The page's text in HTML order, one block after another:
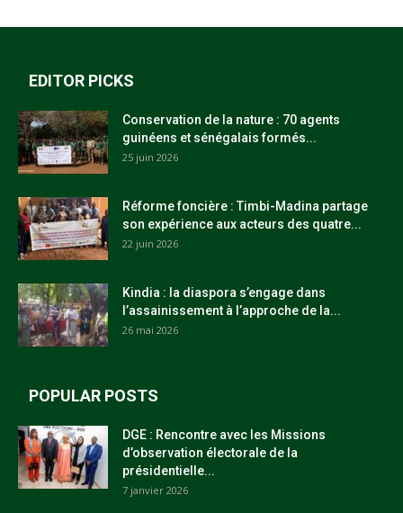
EDITOR PICKS
Conservation de la nature : 70 agents
guinéens et sénégalais formés...
25 juin 2026
Réforme foncière : Timbi-Madina partage
son expérience aux acteurs des quatre...
22 juin 2026
Kindia : la diaspora s’engage dans
l’assainissement à l’approche de la...
26 mai 2026
POPULAR POSTS
DGE : Rencontre avec les Missions
d’observation électorale de la
présidentielle...
7 janvier 2026